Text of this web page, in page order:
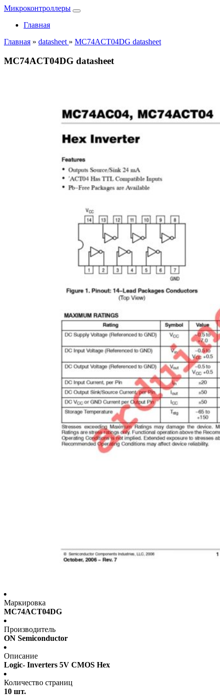
Микроконтроллеры
Главная
Главная » datasheet » MC74ACT04DG datasheet
MC74ACT04DG datasheet
Маркировка
MC74ACT04DG
Производитель
ON Semiconductor
Описание
Logic- Inverters 5V CMOS Hex
Количество страниц
10 шт.